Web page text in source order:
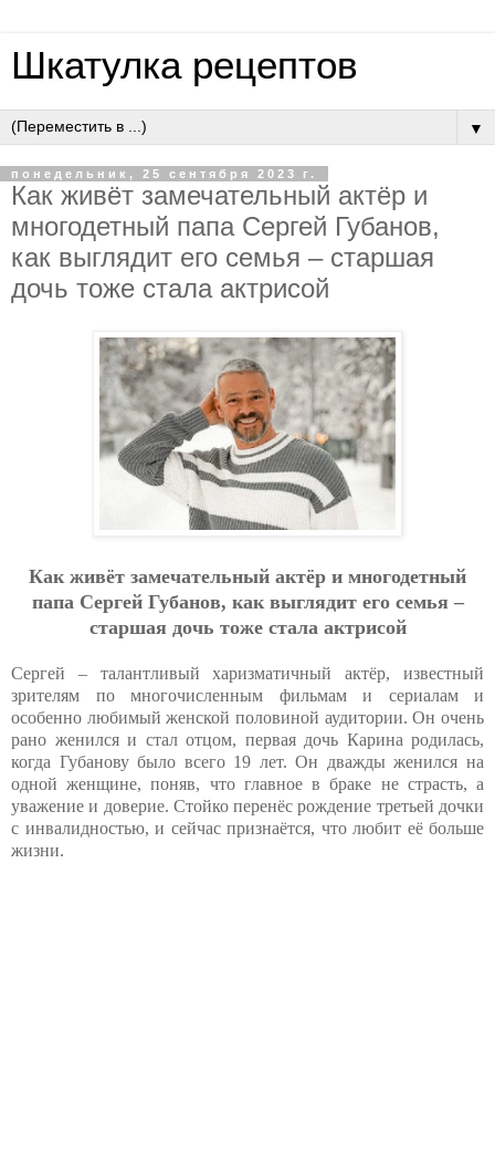
Шкатулка рецептов
▼
понедельник, 25 сентября 2023 г.
Как живёт замечательный актёр и
многодетный папа Сергей Губанов,
как выглядит его семья – старшая
дочь тоже стала актрисой
Как живёт замечательный актёр и многодетный
папа Сергей Губанов, как выглядит его семья –
старшая дочь тоже стала актрисой
Сергей – талантливый харизматичный актёр, известный
зрителям по многочисленным фильмам и сериалам и
особенно любимый женской половиной аудитории. Он очень
рано женился и стал отцом, первая дочь Карина родилась,
когда Губанову было всего 19 лет. Он дважды женился на
одной женщине, поняв, что главное в браке не страсть, а
уважение и доверие. Стойко перенёс рождение третьей дочки
с инвалидностью, и сейчас признаётся, что любит её больше
жизни.